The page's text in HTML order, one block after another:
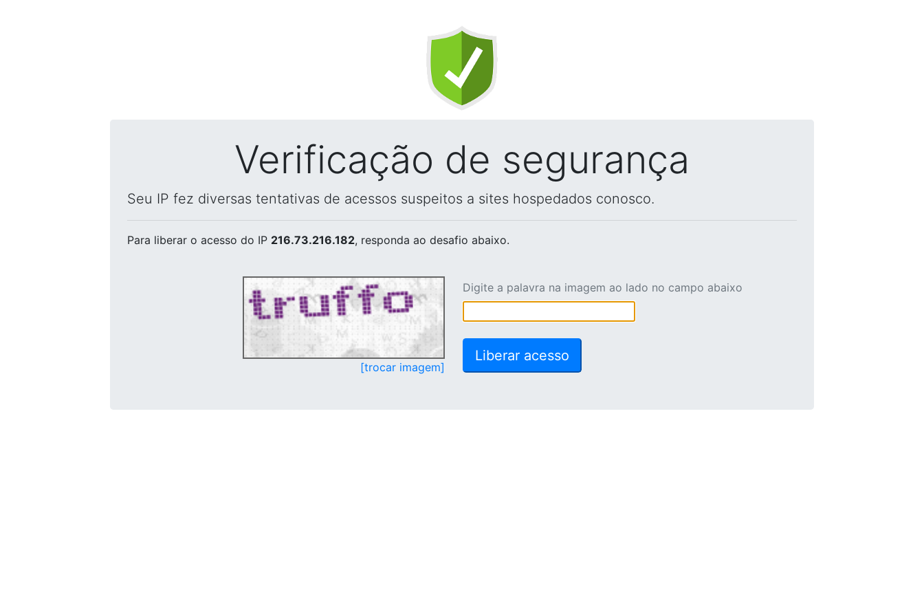
Verificação de segurança
Seu IP fez diversas tentativas de acessos suspeitos a sites hospedados conosco.
Para liberar o acesso do IP 216.73.216.182, responda ao desafio abaixo.
[trocar imagem]
Digite a palavra na imagem ao lado no campo abaixo